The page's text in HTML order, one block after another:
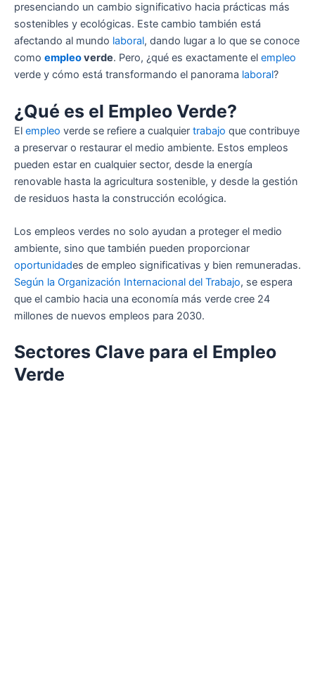
presenciando un cambio significativo hacia prácticas más
sostenibles y ecológicas. Este cambio también está
afectando al mundo laboral, dando lugar a lo que se conoce
como empleoverde. Pero, ¿qué es exactamente el empleo
verde y cómo está transformando el panorama laboral?
¿Qué es el Empleo Verde?
El empleo verde se refiere a cualquier trabajo que contribuye
a preservar o restaurar el medio ambiente. Estos empleos
pueden estar en cualquier sector, desde la energía
renovable hasta la agricultura sostenible, y desde la gestión
de residuos hasta la construcción ecológica.
Los empleos verdes no solo ayudan a proteger el medio
ambiente, sino que también pueden proporcionar
oportunidades de empleo significativas y bien remuneradas.
Según la Organización Internacional del Trabajo, se espera
que el cambio hacia una economía más verde cree 24
millones de nuevos empleos para 2030.
Sectores Clave para el Empleo
Verde